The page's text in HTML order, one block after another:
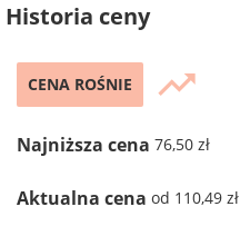
Historia ceny
CENA ROŚNIE trending_up
Najniższa cena 76,50 zł
Aktualna cena od 110,49 zł